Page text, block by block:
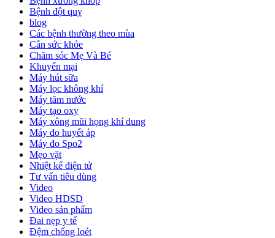
Bệnh đột quỵ
blog
Các bệnh thường theo mùa
Cân sức khỏe
Chăm sóc Mẹ Và Bé
Khuyến mại
Máy hút sữa
Máy lọc không khí
Máy tăm nước
Máy tạo oxy
Máy xông mũi họng khí dung
Máy đo huyết áp
Máy đo Spo2
Mẹo vặt
Nhiệt kế điện tử
Tư vấn tiêu dùng
Video
Video HDSD
Video sản phẩm
Đai nẹp y tế
Đệm chống loét